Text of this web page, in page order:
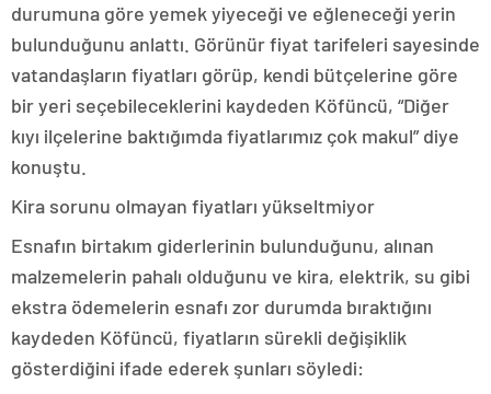
durumuna göre yemek yiyeceği ve eğleneceği yerin
bulunduğunu anlattı. Görünür fiyat tarifeleri sayesinde
vatandaşların fiyatları görüp, kendi bütçelerine göre
bir yeri seçebileceklerini kaydeden Köfüncü, “Diğer
kıyı ilçelerine baktığımda fiyatlarımız çok makul” diye
konuştu.
Kira sorunu olmayan fiyatları yükseltmiyor
Esnafın birtakım giderlerinin bulunduğunu, alınan
malzemelerin pahalı olduğunu ve kira, elektrik, su gibi
ekstra ödemelerin esnafı zor durumda bıraktığını
kaydeden Köfüncü, fiyatların sürekli değişiklik
gösterdiğini ifade ederek şunları söyledi: